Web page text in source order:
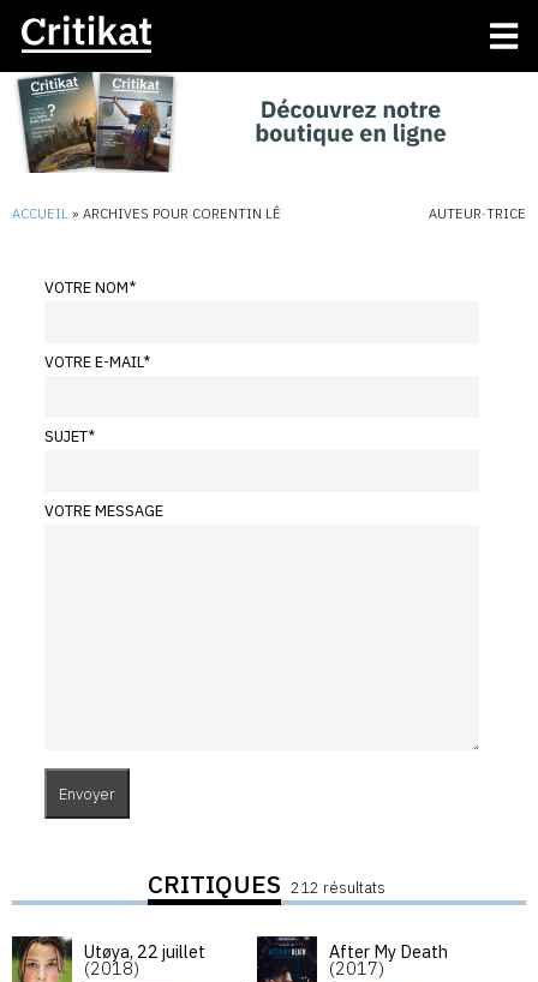
ACCUEIL » ARCHIVES POUR CORENTIN LÊ AUTEUR·TRICE
VOTRE NOM*
VOTRE E-MAIL*
SUJET*
VOTRE MESSAGE
CRITIQUES 212 résultats
Utøya, 22 juillet
(2018)
After My Death
(2017)